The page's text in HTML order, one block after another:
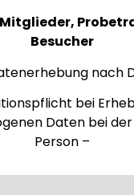
Besucher
nach
bei
Daten bei
Person –